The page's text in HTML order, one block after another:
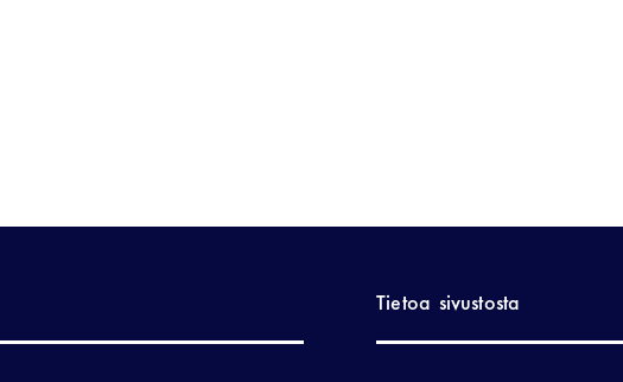
Tietoa sivustosta